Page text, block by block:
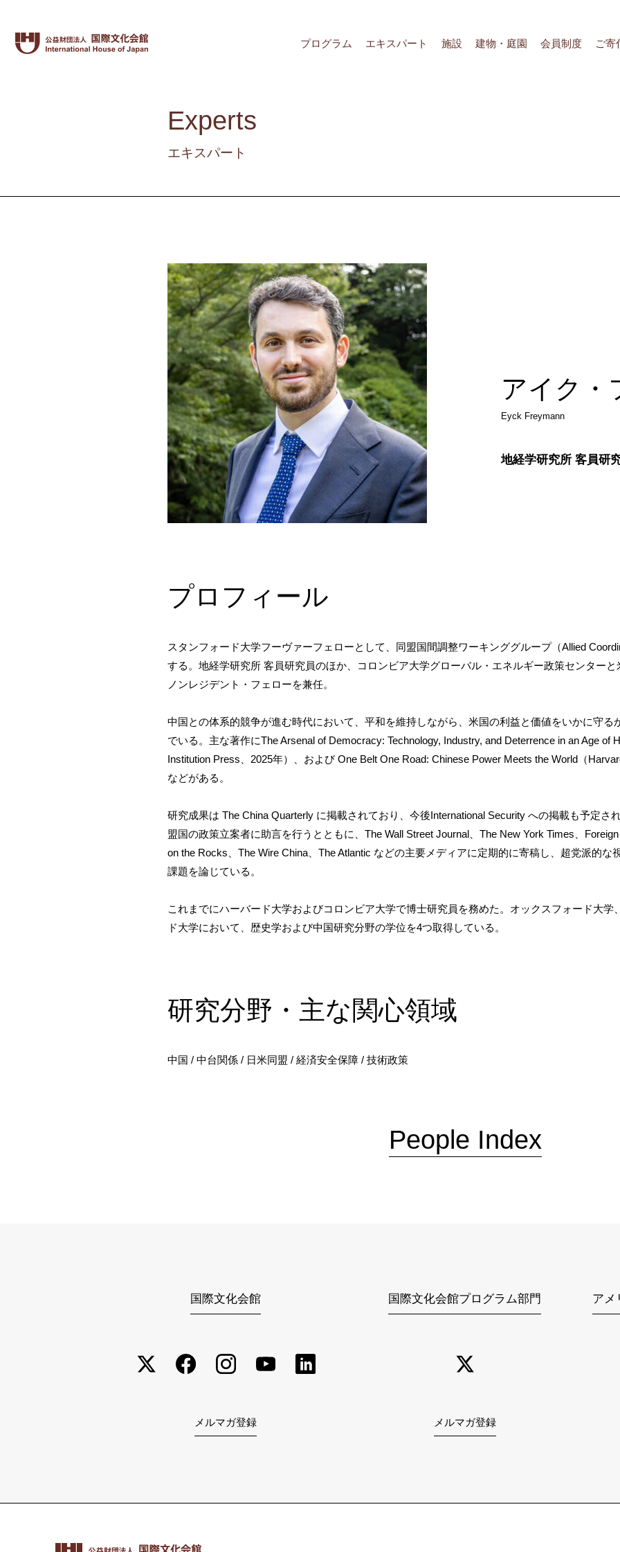
プログラム エキスパート 施設 建物・庭園 会員制度 ご寄
Experts
エキスパート
アイク・
Eyck Freymann
地経学研究所 客員研
プロフィール
スタンフォード大学フーヴァーフェローとして、同盟国間調整ワーキンググループ（Allied
する。地経学研究所 客員研究員のほか、コロンビア大学グローバル・エネルギー政策センター
ノンレジデント・フェローを兼任。
中国との体系的競争が進む時代において、平和を維持しながら、米国の利益と価値をいかに守る
でいる。主な著作にThe Arsenal of Democracy: Technology, Industry, and Deterrence in an Age of
Institution Press、2025年）、および One Belt One Road: Chinese Power Meets the World（
などがある。
研究成果は The China Quarterly に掲載されており、今後International Security への掲載も予定さ
盟国の政策立案者に助言を行うとともに、The Wall Street Journal、The New York Times、
on the Rocks、The Wire China、The Atlantic などの主要メディアに定期的に寄稿し、超党派的な
課題を論じている。
これまでにハーバード大学およびコロンビア大学で博士研究員を務めた。オックスフォード大学
ド大学において、歴史学および中国研究分野の学位を4つ取得している。
研究分野・主な関心領域
中国 / 中台関係 / 日米同盟 / 経済安全保障 / 技術政策
People Index
国際文化会館
メルマガ登録
国際文化会館プログラム部門
メルマガ登録
アメ